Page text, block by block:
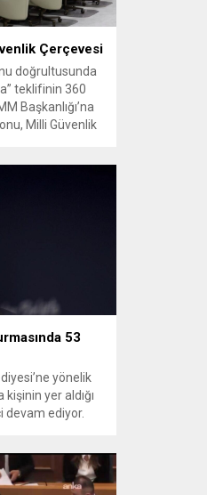
Çerçevesi
doğrultusunda
teklifinin 360
Başkanlığı’na
Milli Güvenlik
ve bölgesel
15 dakika
terörle
53
yönelik
yer aldığı
devam ediyor.
da